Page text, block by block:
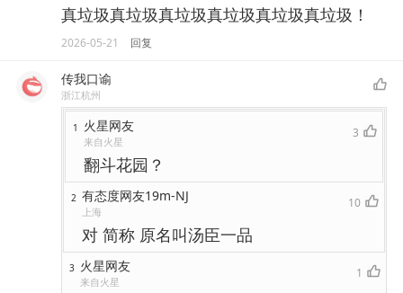
真垃圾真垃圾真垃圾真垃圾真垃圾真垃圾！
2026-05-21 回复
传我口谕
浙江杭州
1 火星网友
来自火星
3
翻斗花园？
2 有态度网友19m-NJ
上海
10
对 简称 原名叫汤臣一品
3 火星网友
来自火星
1